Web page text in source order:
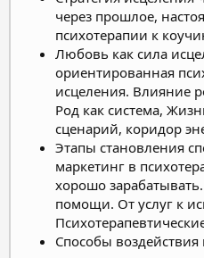
через прошлое,
психотерапии к
Любовь как сила
ориентированная
исцеления. Влияние
Род как система,
сценарий, коридор
Этапы становления
маркетинг в
хорошо
помощи. От услуг к
Способы воздействия